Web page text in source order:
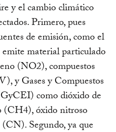
y el cambio climático
Primero, pues
de emisión, como el
material particulado
(NO2), compuestos
y Gases y Compuestos
como dióxido de
(CH4), óxido nitroso
Segundo, ya que